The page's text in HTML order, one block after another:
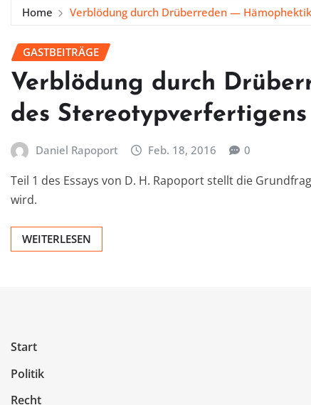
Home Verblödung durch Drüberreden —
GASTBEITRÄGE
Verblödung durch
des Stereotypverfertigens
Daniel Rapoport Feb. 18, 2016 0
Teil 1 des Essays von D. H. Rapoport stellt die
wird.
WEITERLESEN
Start
Politik
Recht